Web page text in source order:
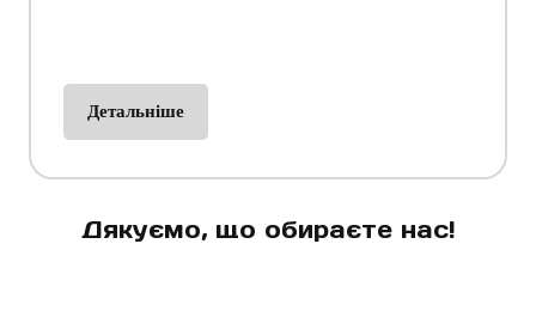
Детальніше
Дякуємо, що обираєте нас!